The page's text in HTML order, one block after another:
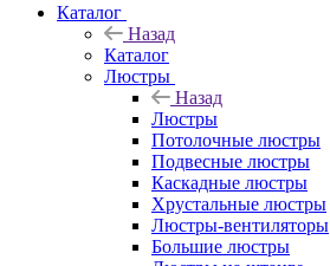
Каталог
Назад
Каталог
Люстры
Назад
Люстры
Потолочные люстры
Подвесные люстры
Каскадные люстры
Хрустальные люстры
Люстры-вентиляторы
Большие люстры